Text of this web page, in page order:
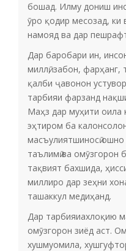
бошад. Илму дониш
ӯро қодир месозад, ки
намояд ва дар
Дар баробари ин,
миллӣ, забон,
қалби ҷавонон
тарбияи фарзанд
Маҳз дар муҳити оила
эҳтиром ба
масъулиятшиносӣ
таълимӣ ва
тақвият бахшида,
миллиро дар зеҳни
ташаккул медиҳанд.
Дар тарбияиахлоқию
омӯзгорон зиёд аст.
хушмуомила,